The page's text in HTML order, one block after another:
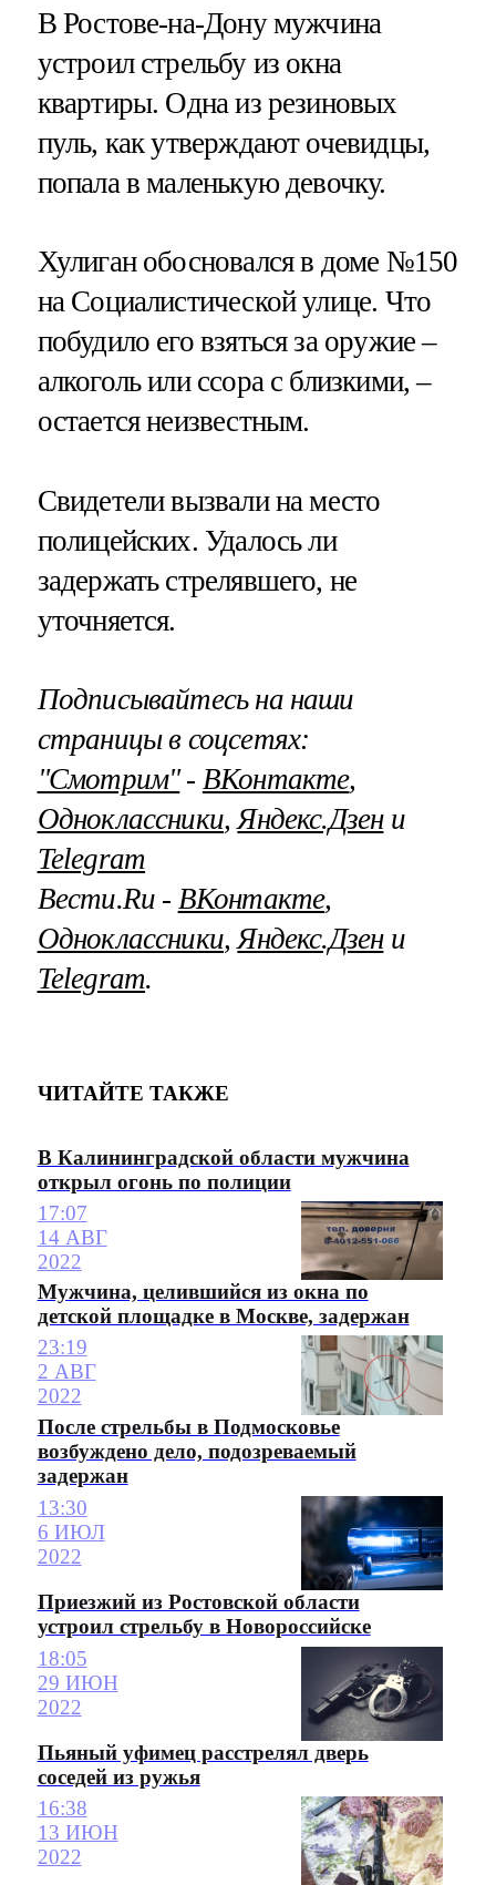
В Ростове-на-Дону мужчина
устроил стрельбу из окна
квартиры. Одна из резиновых
пуль, как утверждают очевидцы,
попала в маленькую девочку.
Хулиган обосновался в доме №150
на Социалистической улице. Что
побудило его взяться за оружие –
алкоголь или ссора с близкими, –
остается неизвестным.
Свидетели вызвали на место
полицейских. Удалось ли
задержать стрелявшего, не
уточняется.
Подписывайтесь на наши
страницы в соцсетях:
"Смотрим"‐ ВКонтакте,
Одноклассники, Яндекс.Дзени
Telegram
Вести.Ru ‐ ВКонтакте,
Одноклассники, Яндекс.Дзени
Telegram.
ЧИТАЙТЕ ТАКЖЕ
В Калининградской области мужчина
открыл огонь по полиции
17:07
14 АВГ
2022
Мужчина, целившийся из окна по
детской площадке в Москве, задержан
23:19
2 АВГ
2022
После стрельбы в Подмосковье
возбуждено дело, подозреваемый
задержан
13:30
6 ИЮЛ
2022
Приезжий из Ростовской области
устроил стрельбу в Новороссийске
18:05
29 ИЮН
2022
Пьяный уфимец расстрелял дверь
соседей из ружья
16:38
13 ИЮН
2022